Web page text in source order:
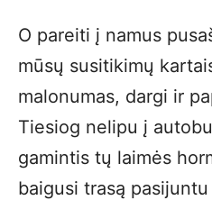
O pareiti į namus
mūsų susitikimų
malonumas, dargi ir
Tiesiog nelipu į
gamintis tų laimės
baigusi trasą